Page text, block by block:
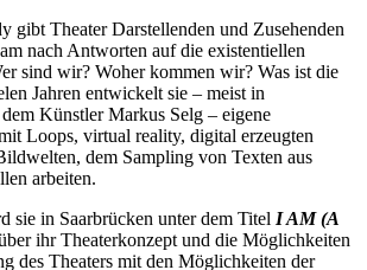
gibt Theater Darstellenden und Zusehenden
nach Antworten auf die existentiellen
sind wir? Woher kommen wir? Was ist die
Jahren entwickelt sie – meist in
Künstler Markus Selg – eigene
Loops, virtual reality, digital erzeugten
dem Sampling von Texten aus
arbeiten.
sie in Saarbrücken unter dem Titel I AM (A
ihr Theaterkonzept und die Möglichkeiten
des Theaters mit den Möglichkeiten der